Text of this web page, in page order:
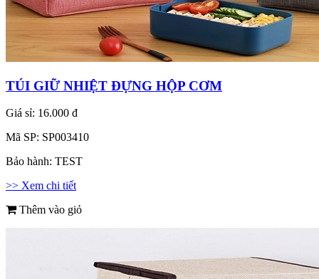
TÚI GIỮ NHIỆT ĐỰNG HỘP CƠM
Giá sỉ: 16.000 đ
Mã SP: SP003410
Bảo hành: TEST
>> Xem chi tiết
Thêm vào giỏ